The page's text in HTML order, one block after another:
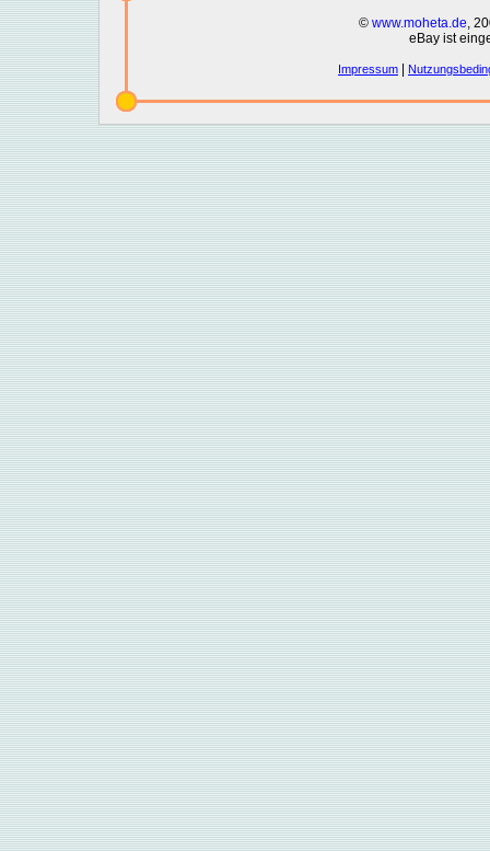
© www.moheta.de,
eBay ist
Impressum